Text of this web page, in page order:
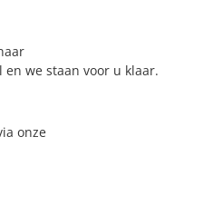
we staan voor u klaar.
onze